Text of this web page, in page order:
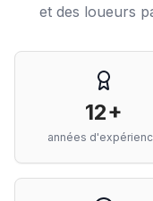
et des loueurs
12+
années